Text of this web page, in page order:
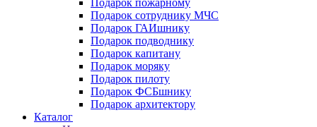
Подарок пожарному
Подарок сотруднику МЧС
Подарок ГАИшнику
Подарок подводнику
Подарок капитану
Подарок моряку
Подарок пилоту
Подарок ФСБшнику
Подарок архитектору
Каталог